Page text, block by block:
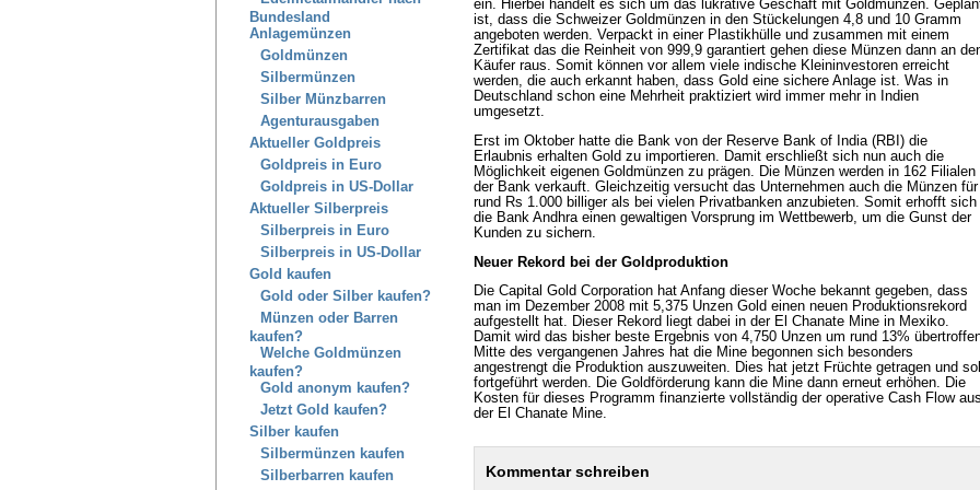
ein. Hierbei handelt es sich um das lukrative Geschäft mit Goldmünzen.
ist, dass die Schweizer Goldmünzen in den Stückelungen 4,8 und 10 Gramm
angeboten werden. Verpackt in einer Plastikhülle und zusammen mit einem
Zertifikat das die Reinheit von 999,9 garantiert gehen diese Münzen dann an
Käufer raus. Somit können vor allem viele indische Kleininvestoren erreicht
werden, die auch erkannt haben, dass Gold eine sichere Anlage ist. Was in
Deutschland schon eine Mehrheit praktiziert wird immer mehr in Indien
umgesetzt.
Erst im Oktober hatte die Bank von der Reserve Bank of India (RBI) die
Erlaubnis erhalten Gold zu importieren. Damit erschließt sich nun auch die
Möglichkeit eigenen Goldmünzen zu prägen. Die Münzen werden in 162 Filialen
der Bank verkauft. Gleichzeitig versucht das Unternehmen auch die Münzen für
rund Rs 1.000 billiger als bei vielen Privatbanken anzubieten. Somit erhofft sich
die Bank Andhra einen gewaltigen Vorsprung im Wettbewerb, um die Gunst der
Kunden zu sichern.
Neuer Rekord bei der Goldproduktion
Die Capital Gold Corporation hat Anfang dieser Woche bekannt gegeben, dass
man im Dezember 2008 mit 5,375 Unzen Gold einen neuen Produktionsrekord
aufgestellt hat. Dieser Rekord liegt dabei in der El Chanate Mine in Mexiko.
Damit wird das bisher beste Ergebnis von 4,750 Unzen um rund 13%
Mitte des vergangenen Jahres hat die Mine begonnen sich besonders
angestrengt die Produktion auszuweiten. Dies hat jetzt Früchte getragen und soll
fortgeführt werden. Die Goldförderung kann die Mine dann erneut erhöhen. Die
Kosten für dieses Programm finanzierte vollständig der operative Cash Flow aus
der El Chanate Mine.
Kommentar schreiben
Bundesland
Anlagemünzen
Goldmünzen
Silbermünzen
Silber Münzbarren
Agenturausgaben
Aktueller Goldpreis
Goldpreis in Euro
Goldpreis in US-Dollar
Aktueller Silberpreis
Silberpreis in Euro
Silberpreis in US-Dollar
Gold kaufen
Gold oder Silber kaufen?
Münzen oder Barren
kaufen?
Welche Goldmünzen
kaufen?
Gold anonym kaufen?
Jetzt Gold kaufen?
Silber kaufen
Silbermünzen kaufen
Silberbarren kaufen